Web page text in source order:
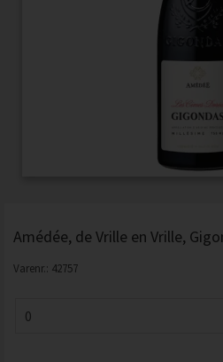
Amédée, de Vrille en Vrille,
Varenr.: 42757